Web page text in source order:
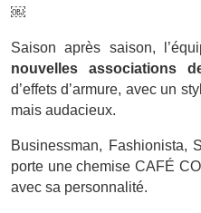
￼
Saison après saison,
nouvelles associations
d’effets d’armure, avec un
mais audacieux.
Businessman,
porte une chemise CAFÉ
avec sa personnalité.